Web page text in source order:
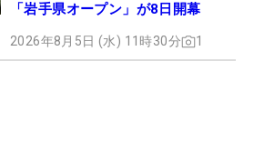
「岩手県オープン」が8日開幕
2026年8月5日 (水) 11時30分 1